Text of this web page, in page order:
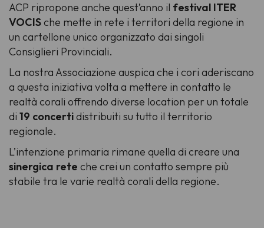
ACP ripropone anche quest’anno il festival ITER
VOCISche mette in rete i territori della regione in
un cartellone unico organizzato dai singoli
Consiglieri Provinciali.
La nostra Associazione auspica che i cori aderiscano
a questa iniziativa volta a mettere in contatto le
realtà corali offrendo diverse location per un totale
di 19 concertidistribuiti su tutto il territorio
regionale.
L’intenzione primaria rimane quella di creare una
sinergica rete che crei un contatto sempre più
stabile tra le varie realtà corali della regione.